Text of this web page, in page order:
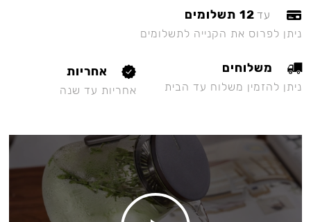
עד 12 תשלומים
ניתן לפרוס את הקנייה לתשלומים
משלוחים
ניתן להזמין משלוח עד הבית
אחריות
אחריות עד שנה